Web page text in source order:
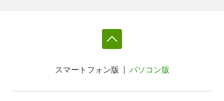
スマートフォン版 パソコン版